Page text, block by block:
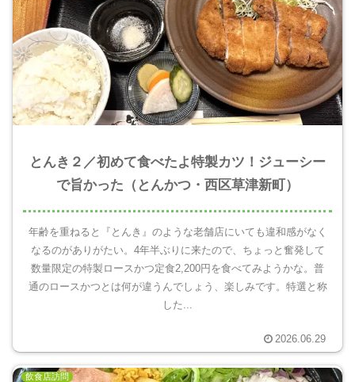
とんき２／初めて食べたよ特製カツ！ジューシー
で旨かった（とんかつ・西区草津新町）
年齢を重ねると『とんき』のような老舗店にいても違和感がなく
なるのがありがたい。4年半ぶりに来たので、ちょっと奮発して
数量限定の特製ロースかつ定食2,200円を食べてみようかな。普
通のロースかつとは何が違うんでしょう、楽しみです。特選と称
した...
2026.06.29
飲食店訪問